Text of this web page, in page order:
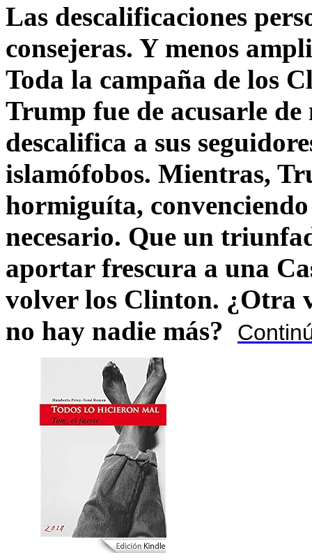
Las descalificaciones
consejeras. Y menos
Toda la campaña de los
Trump fue de acusarle
descalifica a sus
islamófobos. Mientras,
hormiguíta,
necesario. Que un
aportar frescura a una
volver los Clinton. ¿Otra
no hay nadie más?